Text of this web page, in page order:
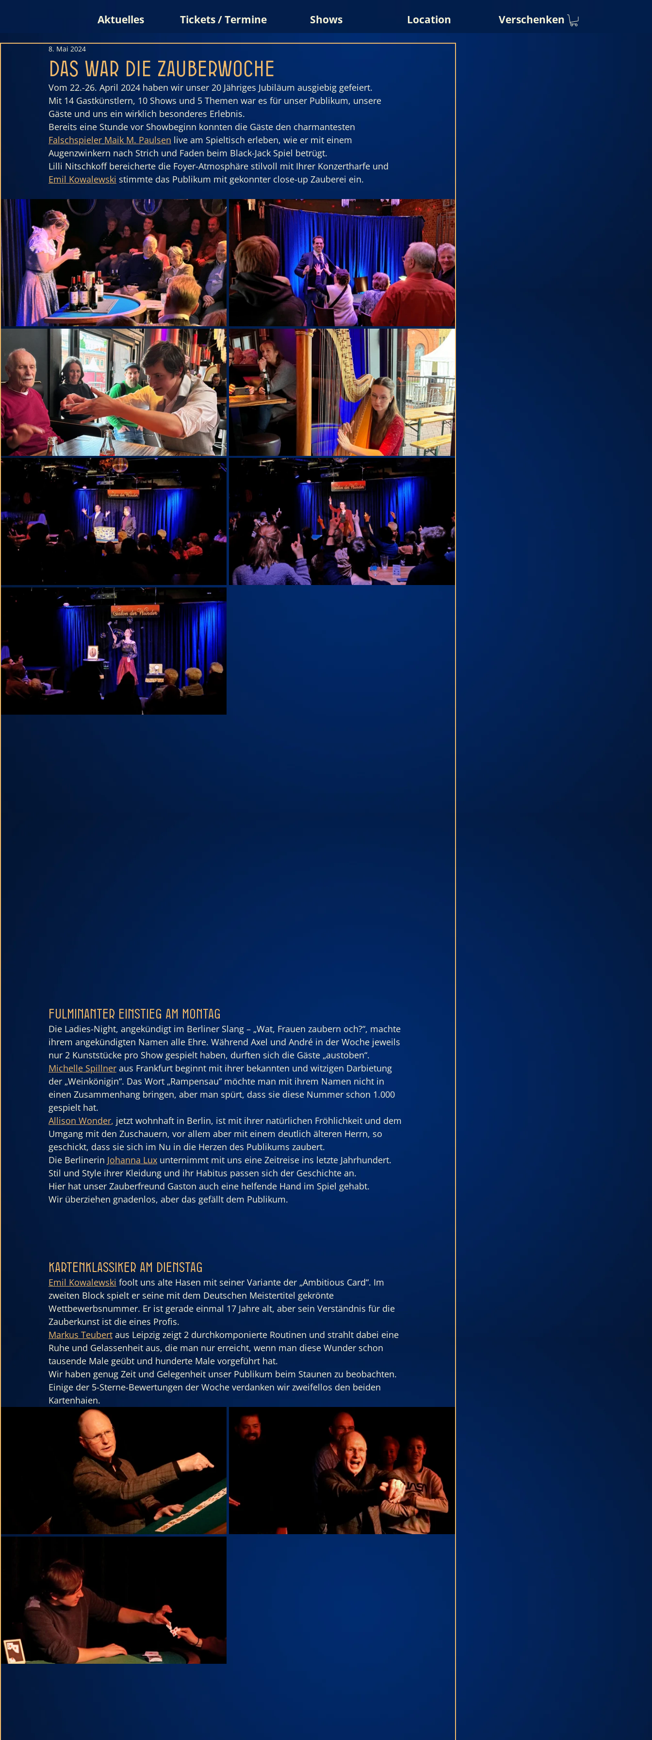
Aktuelles Tickets / Termine Shows Location Verschenken
Das war die Zauberwoche
8. Mai 2024
Vom 22.-26. April 2024 haben wir unser 20 Jähriges Jubiläum ausgiebig gefeiert.
Mit 14 Gastkünstlern, 10 Shows und 5 Themen war es für unser Publikum, unsere
Gäste und uns ein wirklich besonderes Erlebnis.
Bereits eine Stunde vor Showbeginn konnten die Gäste den charmantesten
Falschspieler Maik M. Paulsen live am Spieltisch erleben, wie er mit einem
Augenzwinkern nach Strich und Faden beim Black-Jack Spiel betrügt.
Lilli Nitschkoff bereicherte die Foyer-Atmosphäre stilvoll mit Ihrer Konzertharfe und
Emil Kowalewski stimmte das Publikum mit gekonnter close-up Zauberei ein.
Fulminanter Einstieg am Montag
Die Ladies-Night, angekündigt im Berliner Slang – „Wat, Frauen zaubern och?“, machte
ihrem angekündigten Namen alle Ehre. Während Axel und André in der Woche jeweils
nur 2 Kunststücke pro Show gespielt haben, durften sich die Gäste „austoben“.
Michelle Spillner aus Frankfurt beginnt mit ihrer bekannten und witzigen Darbietung
der „Weinkönigin“. Das Wort „Rampensau“ möchte man mit ihrem Namen nicht in
einen Zusammenhang bringen, aber man spürt, dass sie diese Nummer schon 1.000
gespielt hat.
Allison Wonder, jetzt wohnhaft in Berlin, ist mit ihrer natürlichen Fröhlichkeit und dem
Umgang mit den Zuschauern, vor allem aber mit einem deutlich älteren Herrn, so
geschickt, dass sie sich im Nu in die Herzen des Publikums zaubert.
Die Berlinerin Johanna Lux unternimmt mit uns eine Zeitreise ins letzte Jahrhundert.
Stil und Style ihrer Kleidung und ihr Habitus passen sich der Geschichte an.
Hier hat unser Zauberfreund Gaston auch eine helfende Hand im Spiel gehabt.
Wir überziehen gnadenlos, aber das gefällt dem Publikum.
Kartenklassiker am Dienstag
Emil Kowalewski foolt uns alte Hasen mit seiner Variante der „Ambitious Card“. Im
zweiten Block spielt er seine mit dem Deutschen Meistertitel gekrönte
Wettbewerbsnummer. Er ist gerade einmal 17 Jahre alt, aber sein Verständnis für die
Zauberkunst ist die eines Profis.
Markus Teubert aus Leipzig zeigt 2 durchkomponierte Routinen und strahlt dabei eine
Ruhe und Gelassenheit aus, die man nur erreicht, wenn man diese Wunder schon
tausende Male geübt und hunderte Male vorgeführt hat.
Wir haben genug Zeit und Gelegenheit unser Publikum beim Staunen zu beobachten.
Einige der 5-Sterne-Bewertungen der Woche verdanken wir zweifellos den beiden
Kartenhaien.